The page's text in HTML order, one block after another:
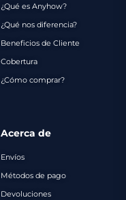
¿Qué es Anyhow?
¿Qué nos diferencia?
Beneficios de Cliente
Cobertura
¿Cómo comprar?
Acerca de
Envíos
Métodos de pago
Devoluciones